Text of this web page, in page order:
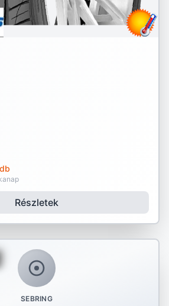
Részletek
SEBRING